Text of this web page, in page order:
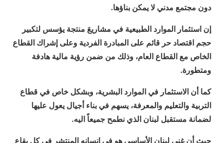
دون مجتمع مدني لا يمكن بناؤها.
إن استثمار الموارد الطبيعية في مشاريعَ منتجة يؤسس لتكبير
حجم اقتصاد حر قائم على المبادرة الفردية وعلى إشراك القطاع
الخاص مع القطاع العام، وذلك من ضمن رؤية مالية هادفة
ومتطورة.
كما أن الاستثمار في الموارد البشرية، وبشكل خاص في قطاع
التربية والتعليم والمعرفة، يسهم في بناء أجيال يعول عليها
لضمانة مستقبل لبنان الذي نطمح جميعاً اليه.
حيث أن غنى لبنان الأساسي هو في إنسانه المنتشر في كل بقاع